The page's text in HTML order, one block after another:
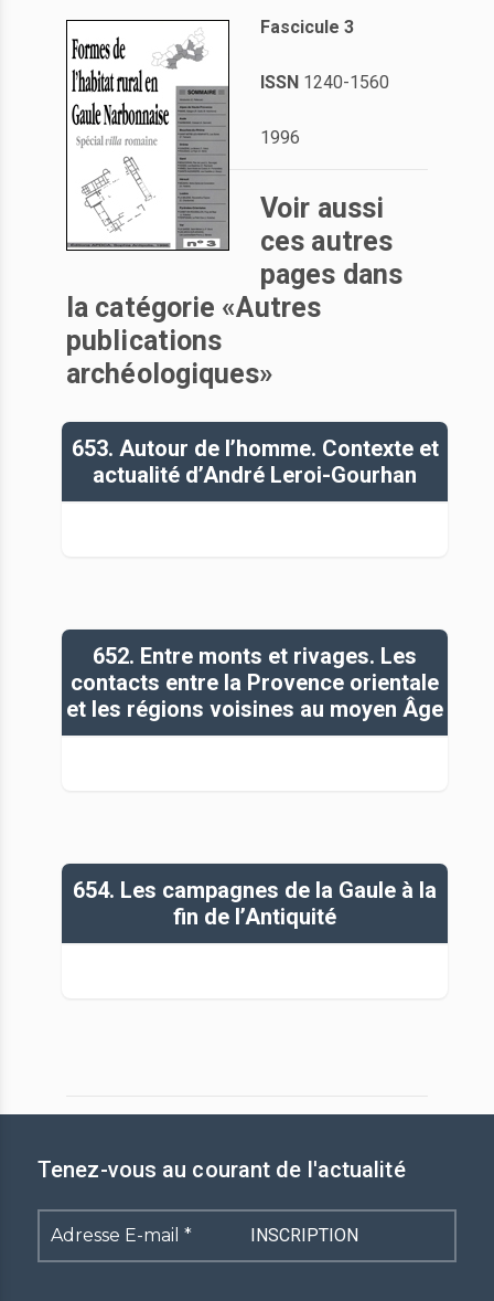
Fascicule 3
ISSN 1240-1560
1996
Voir aussi
ces autres
pages dans
la catégorie «Autres
publications
archéologiques»
653. Autour de l’homme. Contexte et
actualité d’André Leroi-Gourhan
652. Entre monts et rivages. Les
contacts entre la Provence orientale
et les régions voisines au moyen Âge
654. Les campagnes de la Gaule à la
fin de l’Antiquité
Tenez-vous au courant de l'actualité
Adresse
E-